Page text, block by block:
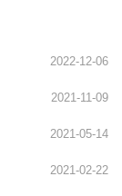
2022-12-06
2021-11-09
2021-05-14
2021-02-22